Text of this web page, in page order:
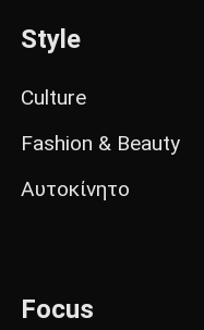
Style
Culture
Fashion & Beauty
Αυτοκίνητο
Focus